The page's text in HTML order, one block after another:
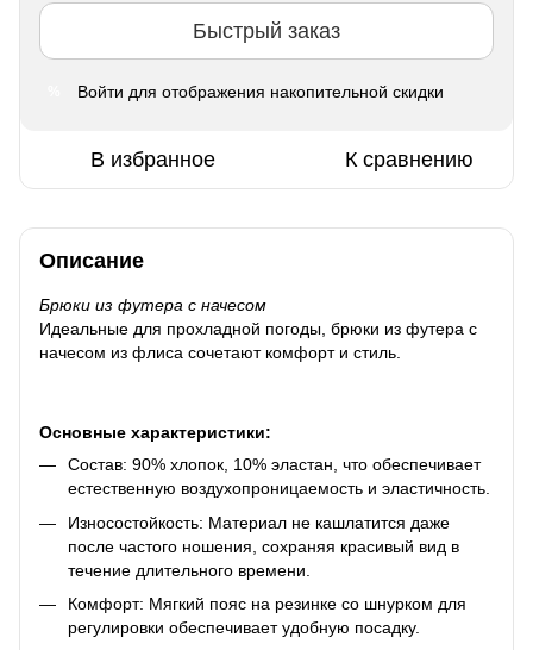
Быстрый заказ
Войти для отображения накопительной скидки
В избранное К сравнению
Описание
Брюки из футера с начесом
Идеальные для прохладной погоды, брюки из футера с
начесом из флиса сочетают комфорт и стиль.
Основные характеристики:
Состав: 90% хлопок, 10% эластан, что обеспечивает
естественную воздухопроницаемость и эластичность.
Износостойкость: Материал не кашлатится даже
после частого ношения, сохраняя красивый вид в
течение длительного времени.
Комфорт: Мягкий пояс на резинке со шнурком для
регулировки обеспечивает удобную посадку.